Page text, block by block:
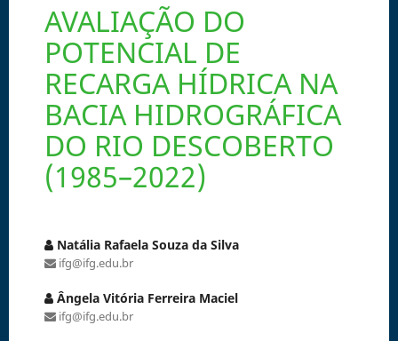
AVALIAÇÃO DO
POTENCIAL DE
RECARGA HÍDRICA NA
BACIA HIDROGRÁFICA
DO RIO DESCOBERTO
(1985–2022)
Natália Rafaela Souza da Silva
ifg@ifg.edu.br
Ângela Vitória Ferreira Maciel
ifg@ifg.edu.br